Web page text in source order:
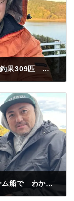
認定書B級進呈 はまちゃん わかさぎ釣果309匹 紅サシ ナカヤワンド
トニー様 初めてのわかさぎ釣り ドーム船で わかさぎ釣果150匹 ナカヤワンド 赤虫 楽しかったぜ。